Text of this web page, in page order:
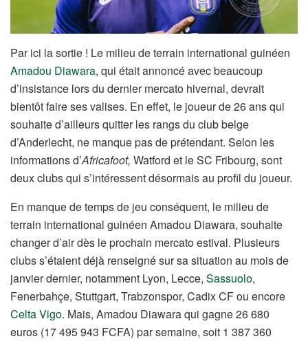
Par ici la sortie ! Le milieu de terrain international guinéen
Amadou Diawara, qui était annoncé avec beaucoup
d’insistance lors du dernier mercato hivernal, devrait
bientôt faire ses valises. En effet, le joueur de 26 ans qui
souhaite d’ailleurs quitter les rangs du club belge
d’Anderlecht, ne manque pas de prétendant. Selon les
informations d’Africafoot, Watford et le SC Fribourg, sont
deux clubs qui s’intéressent désormais au profil du joueur.
En manque de temps de jeu conséquent, le milieu de
terrain international guinéen Amadou Diawara, souhaite
changer d’air dès le prochain mercato estival. Plusieurs
clubs s’étaient déjà renseigné sur sa situation au mois de
janvier dernier, notamment Lyon, Lecce, Sassuolo,
Fenerbahçe, Stuttgart, Trabzonspor, Cadix CF ou encore
Celta Vigo. Mais, Amadou Diawara qui gagne 26 680
euros (17 495 943 FCFA) par semaine, soit 1 387 360